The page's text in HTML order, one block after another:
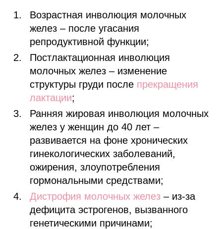
Возрастная инволюция молочных
желез – после угасания
репродуктивной функции;
Постлактационная инволюция
молочных желез – изменение
структуры груди после прекращения
лактации;
Ранняя жировая инволюция молочных
желез у женщин до 40 лет –
развивается на фоне хронических
гинекологических заболеваний,
ожирения, злоупотребления
гормональными средствами;
Дистрофия молочных желез – из-за
дефицита эстрогенов, вызванного
генетическими причинами;